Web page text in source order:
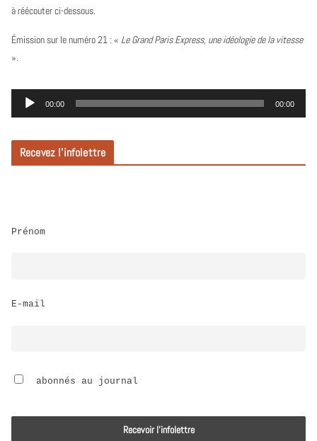
à réécouter ci-dessous.
Émission sur le numéro 21 : « Le Grand Paris Express, une idéologie de la vitesse
».
e
c
t
r
i
00:00 00:00
Recevez l’infolettre
Prénom
E-mail
abonnés au journal